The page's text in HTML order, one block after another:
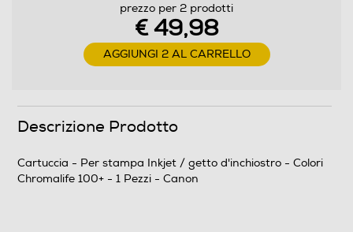
prezzo per 2 prodotti
€ 49,98
AGGIUNGI 2 AL CARRELLO
Descrizione Prodotto
Cartuccia - Per stampa Inkjet / getto d'inchiostro - Colori
Chromalife 100+ - 1 Pezzi - Canon